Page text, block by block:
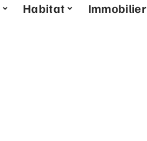
Habitat Immobilier